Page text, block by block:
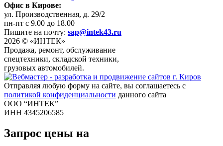
Офис в Кирове:
ул. Производственная, д. 29/2
пн-пт с 9.00 до 18.00
Пишите на почту: sap@intek43.ru
2026 © «ИНТЕК»
Продажа, ремонт, обслуживание
спецтехники, складской техники,
грузовых автомобилей.
Отправляя любую форму на сайте, вы соглашаетесь с
политикой конфиденциальности данного сайта
ООО “ИНТЕК”
ИНН 4345206585
Запрос цены на